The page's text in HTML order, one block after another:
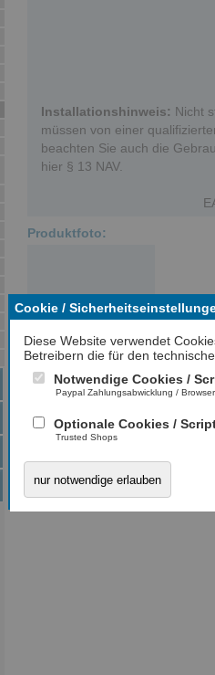
Cookie /
Diese Website verwendet
Betreibern die für den
Notwendige Cookies /
Paypal Zahlungsabwicklung /
Optionale Cookies /
Trusted Shops
nur notwendige erlauben
Installationshinweis: Nicht
müssen von einer
beachten Sie auch die
hier § 13 NAV.
Produktfoto: